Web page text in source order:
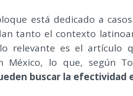
está dedicado a
tanto el contexto
relevante es el artículo
México, lo que, según
buscar la efectividad